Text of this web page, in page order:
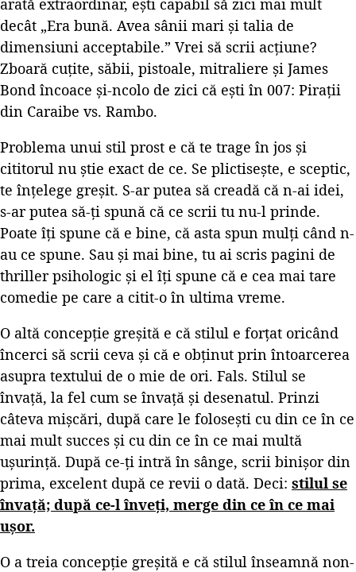
decât „Era bună. Avea sânii mari și talia de
dimensiuni acceptabile.” Vrei să scrii acțiune?
Zboară cuțite, săbii, pistoale, mitraliere și James
Bond încoace și-ncolo de zici că ești în 007: Pirații
din Caraibe vs. Rambo.
Problema unui stil prost e că te trage în jos și
cititorul nu știe exact de ce. Se plictisește, e sceptic,
te înțelege greșit. S-ar putea să creadă că n-ai idei,
s-ar putea să-ți spună că ce scrii tu nu-l prinde.
Poate îți spune că e bine, că asta spun mulți când n-
au ce spune. Sau și mai bine, tu ai scris pagini de
thriller psihologic și el îți spune că e cea mai tare
comedie pe care a citit-o în ultima vreme.
O altă concepție greșită e că stilul e forțat oricând
încerci să scrii ceva și că e obținut prin întoarcerea
asupra textului de o mie de ori. Fals. Stilul se
învață, la fel cum se învață și desenatul. Prinzi
câteva mișcări, după care le folosești cu din ce în ce
mai mult succes și cu din ce în ce mai multă
ușurință. După ce-ți intră în sânge, scrii binișor din
prima, excelent după ce revii o dată. Deci: stilul se
învață; după ce-l înveți, merge din ce în ce mai
ușor.
O a treia concepție greșită e că stilul înseamnă non-